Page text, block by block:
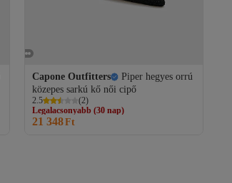
Capone Outfitters
Piper hegyes orrú
közepes sarkú kő női cipő
2.5 (2)
Legalacsonyabb (30 nap)
Ingyenes szállítás
Legalacsonyabb (30 nap)
21 348Ft